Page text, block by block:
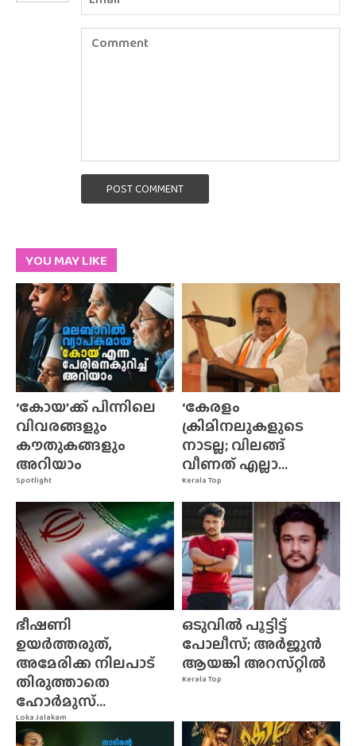
POST COMMENT
YOU MAY LIKE
Spotlight
‘കോയ’ക്ക് പിന്നിലെ
വിവരങ്ങളും
കൗതുകങ്ങളും
അറിയാം
Kerala Top
‘കേരളം
ക്രിമിനലുകളുടെ
നാടല്ല; വിലങ്ങ്
വീണത് എല്ലാ...
Loka Jalakam
ഭീഷണി
ഉയർത്തരുത്,
അമേരിക്ക നിലപാട്
തിരുത്താതെ
ഹോർമുസ്...
Kerala Top
ഒടുവിൽ പൂട്ടിട്ട്
പോലീസ്; അർജുൻ
ആയങ്കി അറസ്‌റ്റിൽ